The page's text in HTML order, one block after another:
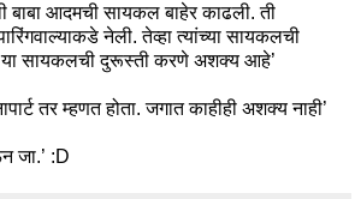
आदमची सायकल बाहेर काढली. ती
नेली. तेव्हा त्यांच्या सायकलची
या सायकलची दुरूस्ती करणे अशक्य आहे’
तर म्हणत होता. जगात काहीही अशक्य नाही’
जा.’ :D